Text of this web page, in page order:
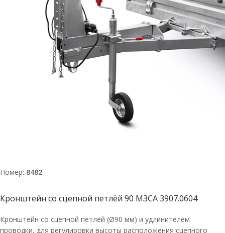
Номер: 8482
Кронштейн со сцепной петлёй 90 МЗСА 3907.0604
Кронштейн со сцепной петлёй (Ø90 мм) и удлинителем
проводки, для регулировки высоты расположения сцепного